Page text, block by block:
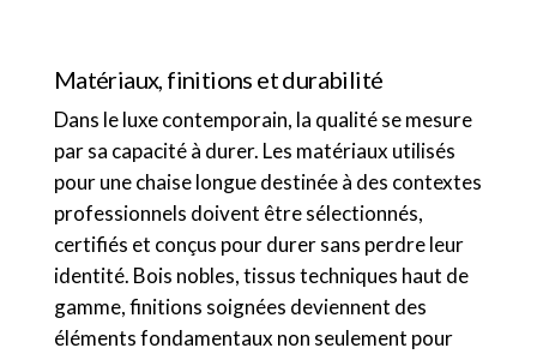
Matériaux, finitions et durabilité
Dans le luxe contemporain, la qualité se mesure
par sa capacité à durer. Les matériaux utilisés
pour une chaise longue destinée à des contextes
professionnels doivent être sélectionnés,
certifiés et conçus pour durer sans perdre leur
identité. Bois nobles, tissus techniques haut de
gamme, finitions soignées deviennent des
éléments fondamentaux non seulement pour